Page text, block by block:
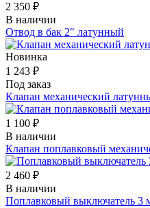
2 350 ₽
В наличии
Отвод в бак 2" латунный
Новинка
1 243 ₽
Под заказ
Клапан механический
1 100 ₽
В наличии
Клапан поплавковый
2 460 ₽
В наличии
Поплавковый выключатель 3